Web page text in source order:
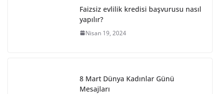
Faizsiz evlilik kredisi başvurusu nasıl
yapılır?
Nisan 19, 2024
8 Mart Dünya Kadınlar Günü
Mesajları